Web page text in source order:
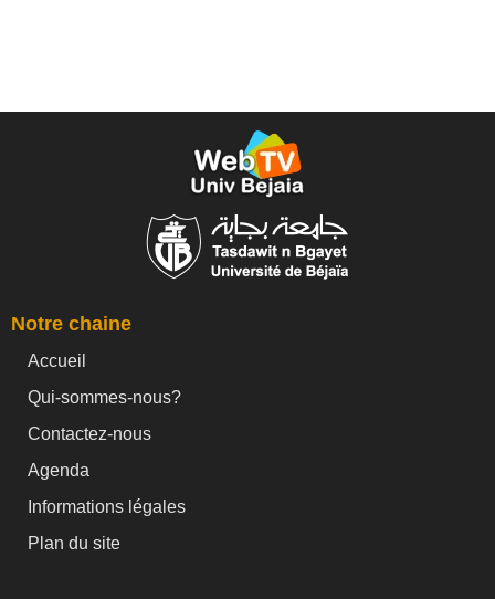
Notre chaine
Accueil
Qui-sommes-nous?
Contactez-nous
Agenda
Informations légales
Plan du site